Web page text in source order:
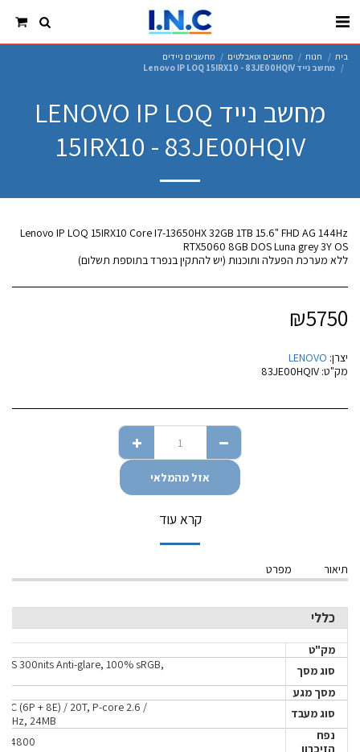
בית חנות מחשבים וטאבלטים
מחשבים ניידים
מחשב נייד Lenovo IP LOQ 15IRX10 - 83JE00HQIV
מחשב נייד LENOVO IP LOQ
15IRX10 - 83JE00HQIV
Lenovo IP LOQ 15IRX10 Core I7-13650HX 32GB 1TB 15.6" FHD AG 144Hz
ללא מערכת הפעלה ותוכנות (יש להתקין בנפרד בתוספת תשלום)
₪5750
יצרן: LENOVO
מק"ט: 83JE00HQIV
אזל מהמלאי
קרא עוד
תיאור מפרט
כללי
מק"ט
סוג מסך
300nits Anti-glare, 100% sRGB,
מסך מגע
סוג מעבד
(6P + 8E) / 20T, P-core 2.6 /
24MB
נפח
הזיכרון
4800